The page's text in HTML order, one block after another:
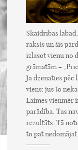
Skaidrības
raksts un šīs
izlasot vienu no
grāmatām –
Ja dzenaties
viens: jūs to
Laimes vienmēr
parādība. Tas
rezultāts. Tā
to pat nedomājat.